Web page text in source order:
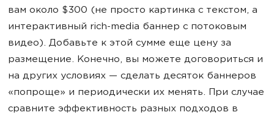
вам около $300 (не просто картинка с текстом, а
интерактивный rich-media баннер с потоковым
видео). Добавьте к этой сумме еще цену за
размещение. Конечно, вы можете договориться и
на других условиях — сделать десяток баннеров
«попроще» и периодически их менять. При случае
сравните эффективность разных подходов в